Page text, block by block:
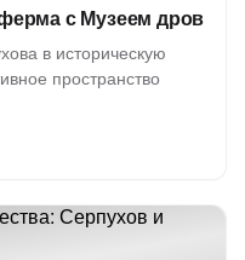
с Музеем дров
в историческую
пространство